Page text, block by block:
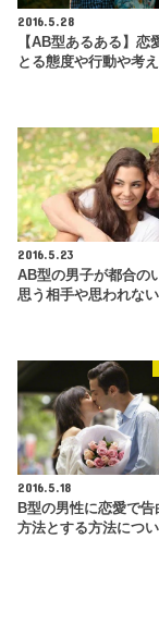
2016.5.28
【AB型あるある】恋
とる態度や行動や考
2016.5.23
AB型の男子が都合の
思う相手や思われな
2016.5.18
B型の男性に恋愛で告
方法とする方法につ